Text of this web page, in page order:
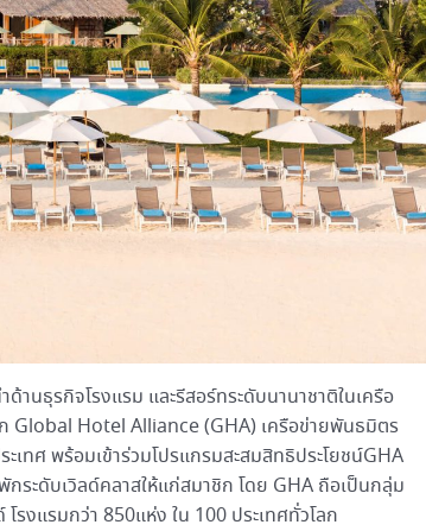
ด้านธุรกิจโรงแรม และรีสอร์ทระดับนานาชาติในเครือ
Global Hotel Alliance (GHA) เครือข่ายพันธมิตร
เทศ พร้อมเข้าร่วมโปรแกรมสะสมสิทธิประโยชน์GHA
กระดับเวิลด์คลาสให้แก่สมาชิก โดย GHA ถือเป็นกลุ่ม
งแรมกว่า 850แห่ง ใน 100 ประเทศทั่วโลก